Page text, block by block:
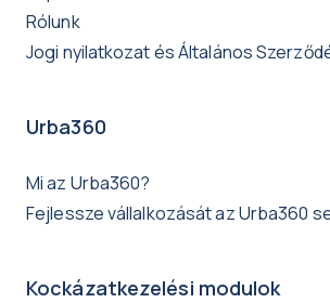
Rólunk
Jogi nyilatkozat és Általános
Urba360
Mi az Urba360?
Fejlessze vállalkozását az Urba360
Kockázatkezelési modulok